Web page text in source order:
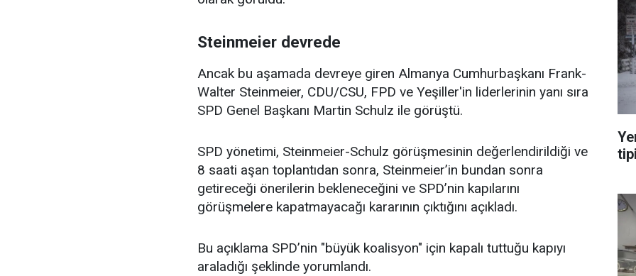
Steinmeier devrede
Ancak bu aşamada devreye giren Almanya Cumhurbaşkanı Frank-
Walter Steinmeier, CDU/CSU, FPD ve Yeşiller'in liderlerinin yanı sıra
SPD Genel Başkanı Martin Schulz ile görüştü.
SPD yönetimi, Steinmeier-Schulz görüşmesinin değerlendirildiği ve
8 saati aşan toplantıdan sonra, Steinmeier’in bundan sonra
getireceği önerilerin bekleneceğini ve SPD’nin kapılarını
görüşmelere kapatmayacağı kararının çıktığını açıkladı.
Bu açıklama SPD’nin "büyük koalisyon" için kapalı tuttuğu kapıyı
araladığı şeklinde yorumlandı.